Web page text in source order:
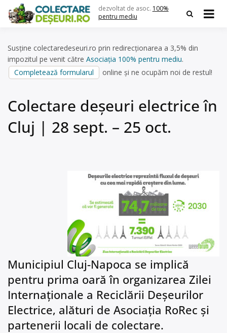
content
dezvoltat de asoc. 100%
pentru mediu
Susține colectaredeseuri.ro prin redirecționarea a 3,5% din
impozitul pe venit către Asociația 100% pentru mediu.
Completează formularul
online și ne ocupăm noi de restul!
Colectare deșeuri electrice în
Cluj | 28 sept. – 25 oct.
Municipiul Cluj-Napoca se implică
pentru prima oară în organizarea Zilei
Internaționale a Reciclării Deșeurilor
Electrice, alături de Asociația RoRec și
partenerii locali de colectare.